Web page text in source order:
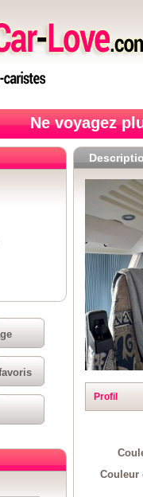
Ne voyagez
Profil
Couleur